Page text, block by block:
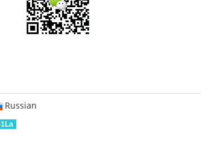
Russian